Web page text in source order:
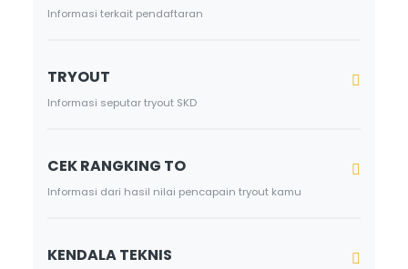
Informasi terkait pendaftaran
TRYOUT
Informasi seputar tryout SKD
CEK RANGKING TO
Informasi dari hasil nilai pencapain tryout kamu
KENDALA TEKNIS